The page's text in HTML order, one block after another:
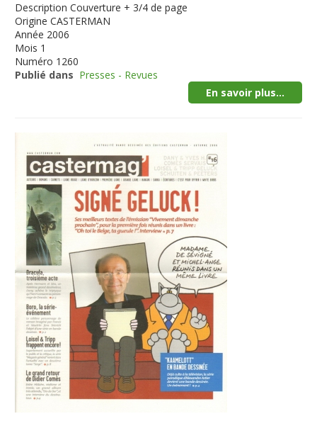
Description Couverture + 3/4 de page
Origine CASTERMAN
Année 2006
Mois 1
Numéro 1260
Publié dans Presses - Revues
En savoir plus...